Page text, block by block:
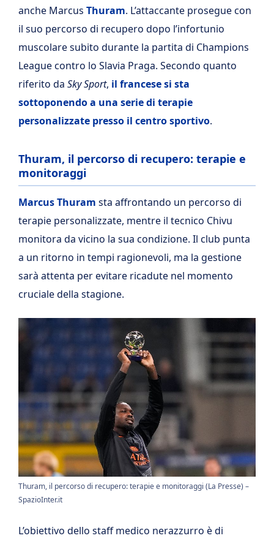
anche Marcus Thuram. L’attaccante prosegue con
il suo percorso di recupero dopo l’infortunio
muscolare subito durante la partita di Champions
League contro lo Slavia Praga. Secondo quanto
riferito da Sky Sport, il francese si sta
sottoponendo a una serie di terapie
personalizzate presso il centro sportivo.
Thuram, il percorso di recupero: terapie e
monitoraggi
Marcus Thuram sta affrontando un percorso di
terapie personalizzate, mentre il tecnico Chivu
monitora da vicino la sua condizione. Il club punta
a un ritorno in tempi ragionevoli, ma la gestione
sarà attenta per evitare ricadute nel momento
cruciale della stagione.
Thuram, il percorso di recupero: terapie e monitoraggi (La Presse) –
SpazioInter.it
L’obiettivo dello staff medico nerazzurro è di